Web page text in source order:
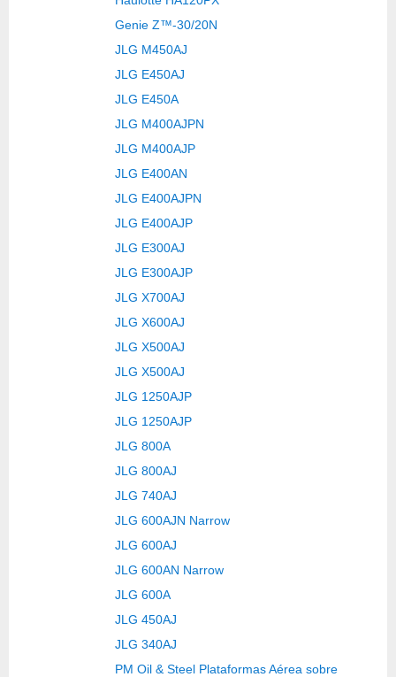
Genie Z™-30/20N
JLG M450AJ
JLG E450AJ
JLG E450A
JLG M400AJPN
JLG M400AJP
JLG E400AN
JLG E400AJPN
JLG E400AJP
JLG E300AJ
JLG E300AJP
JLG X700AJ
JLG X600AJ
JLG X500AJ
JLG X500AJ
JLG 1250AJP
JLG 1250AJP
JLG 800A
JLG 800AJ
JLG 740AJ
JLG 600AJN Narrow
JLG 600AJ
JLG 600AN Narrow
JLG 600A
JLG 450AJ
JLG 340AJ
PM Oil & Steel Plataformas Aérea sobre